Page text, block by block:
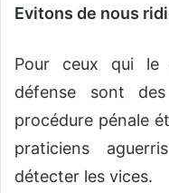
Evitons de nous
Pour ceux qui le
défense sont
procédure pénale
praticiens
détecter les vices.